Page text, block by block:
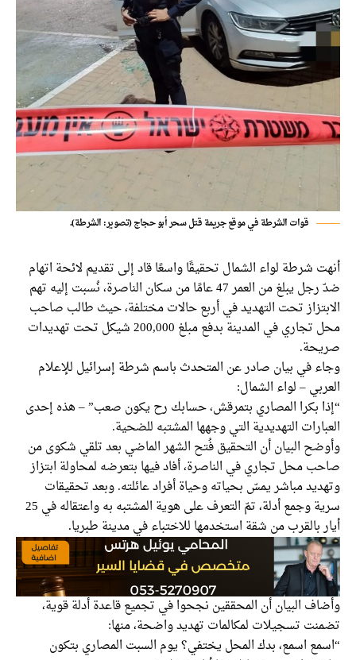
قوات الشرطة في موقع جريمة قتل سحر أبو حجاج (تصوير: الشرطة).
شرطة لواء الشمال تحقيقًا واسعًا قاد إلى تقديم لائحة اتهام
ضدّ رجل يبلغ من العمر 47 عامًا من سكان الناصرة، نُسبت إليه تهم
تحت التهديد في أربع حالات مختلفة، حيث طالب صاحب
محل تجاري في المدينة بدفع مبلغ 200,000 شيكل تحت تهديدات
في بيان صادر عن المتحدث باسم شرطة إسرائيل للإعلام
– لواء الشمال:
بكرا المصاري بتمرقش، حسابك رح يكون صعب” – هذه إحدى
التهديدية التي وجهها المشتبه للضحية.
البيان أن التحقيق فُتح الشهر الماضي بعد تلقي شكوى من
محل تجاري في الناصرة، أفاد فيها بتعرضه لمحاولة ابتزاز
مباشر يمسّ بحياته وحياة أفراد عائلته. وبعد تحقيقات
سرية وجمع أدلة، تمّ التعرف على هوية المشتبه به واعتقاله في 25
بالقرب من شقة استخدمها للاختباء في مدينة طبريا.
البيان أن المحققين نجحوا في تجميع قاعدة أدلة قوية،
تسجيلات لمكالمات تهديد واضحة، منها:
اسمع، بدك المحل يختفي؟ يوم السبت المصاري بتكون